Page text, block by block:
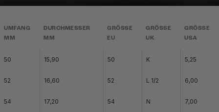
UMFANG
MM
DURCHMESSER
MM
GRÖSSE
EU
GRÖSSE
UK
GRÖSSE
USA
50 15,90 50 K 5,25
52 16,60 52 L 1/2 6,00
54 17,20 54 N 7,00